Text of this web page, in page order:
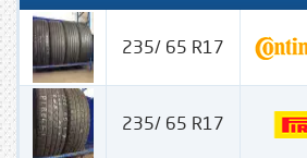
235/ 65 R17
235/ 65 R17